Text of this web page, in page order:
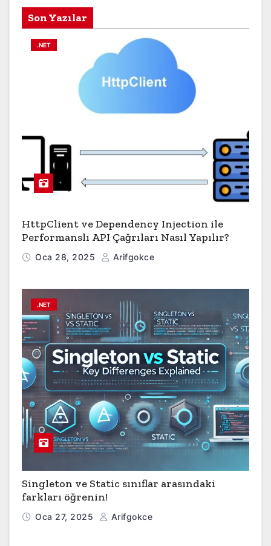
Son Yazılar
.NET
HttpClient ve Dependency Injection ile
Performanslı API Çağrıları Nasıl Yapılır?
Oca 28, 2025 Arifgokce
.NET
Singleton ve Static sınıflar arasındaki
farkları öğrenin!
Oca 27, 2025 Arifgokce